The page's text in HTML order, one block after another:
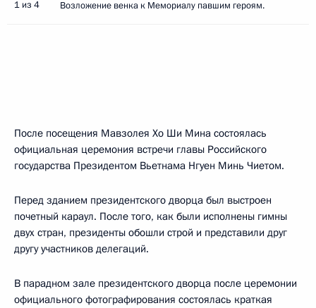
1 из 4 Возложение венка к Мемориалу павшим героям.
После посещения Мавзолея Хо Ши Мина состоялась
официальная церемония встречи главы Российского
государства Президентом Вьетнама Нгуен Минь Чиетом.
Перед зданием президентского дворца был выстроен
почетный караул. После того, как были исполнены гимны
двух стран, президенты обошли строй и представили друг
другу участников делегаций.
В парадном зале президентского дворца после церемонии
официального фотографирования состоялась краткая